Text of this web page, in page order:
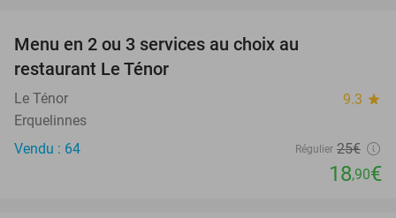
Menu en 2 ou 3 services au choix au
restaurant Le Ténor
Le Ténor 9.3 star
Erquelinnes
Vendu : 64
Régulier 25€
18,90€